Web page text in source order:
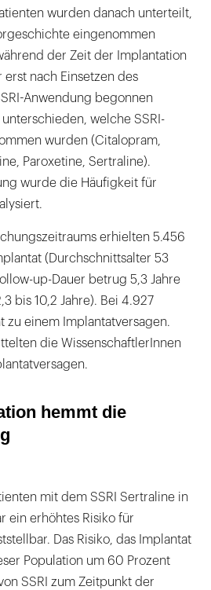
wurden danach unterteilt,
eingenommen
der Zeit der Implantation
nach Einsetzen des
Anwendung begonnen
welche SSRI-
wurden (Citalopram,
Paroxetine, Sertraline).
wurde die Häufigkeit für
erhielten 5.456
(Durchschnittsalter 53
up-Dauer betrug 5,3 Jahre
bis 10,2 Jahre). Bei 4.927
zu einem Implantatversagen.
die WissenschaftlerInnen
hemmt die
mit dem SSRI Sertraline in
ein erhöhtes Risiko für
Das Risiko, das Implantat
Population um 60 Prozent
SSRI zum Zeitpunkt der